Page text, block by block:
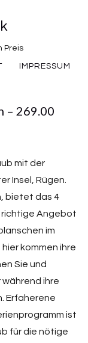
Preis
IMPRESSUM
– 269.00
mit der
Insel, Rügen.
bietet das 4
richtige Angebot
im
kommen ihre
Sie und
ihre
Erfaherene
ist
für die nötige